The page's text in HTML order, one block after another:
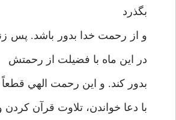
بگذرد
و از رحمت خدا بدور باشد. پس
در اين ماه با فضيلت از رحمتش
بدور کند. و اين رحمت الهي
با دعا خواندن،‌ تلاوت قرآن کردن